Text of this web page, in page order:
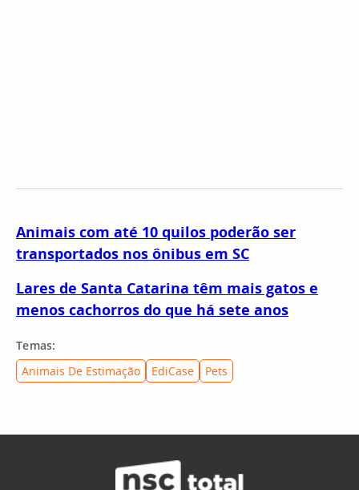
Animais com até 10 quilos poderão ser
transportados nos ônibus em SC
Lares de Santa Catarina têm mais gatos e
menos cachorros do que há sete anos
Temas:
Animais De Estimação
EdiCase Pets